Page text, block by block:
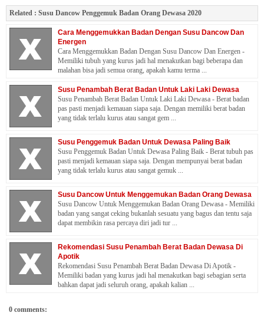
Related : Susu Dancow Penggemuk Badan Orang Dewasa 2020
Cara Menggemukkan Badan Dengan Susu Dancow Dan
Energen
Cara Menggemukkan Badan Dengan Susu Dancow Dan Energen -
Memiliki tubuh yang kurus jadi hal menakutkan bagi beberapa dan
malahan bisa jadi semua orang, apakah kamu terma ...
Susu Penambah Berat Badan Untuk Laki Laki Dewasa
Susu Penambah Berat Badan Untuk Laki Laki Dewasa - Berat badan
pas pasti menjadi kemauan siapa saja. Dengan memiliki berat badan
yang tidak terlalu kurus atau sangat gem ...
Susu Penggemuk Badan Untuk Dewasa Paling Baik
Susu Penggemuk Badan Untuk Dewasa Paling Baik - Berat tubuh pas
pasti menjadi kemauan siapa saja. Dengan mempunyai berat badan
yang tidak terlalu kurus atau sangat gemuk ...
Susu Dancow Untuk Menggemukan Badan Orang Dewasa
Susu Dancow Untuk Menggemukan Badan Orang Dewasa - Memiliki
badan yang sangat ceking bukanlah sesuatu yang bagus dan tentu saja
dapat membikin rasa percaya diri jadi tur ...
Rekomendasi Susu Penambah Berat Badan Dewasa Di
Apotik
Rekomendasi Susu Penambah Berat Badan Dewasa Di Apotik -
Memiliki badan yang kurus jadi hal menakutkan bagi sebagian serta
bahkan dapat jadi seluruh orang, apakah kalian ...
0 comments: